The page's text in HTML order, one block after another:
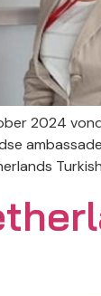
2024